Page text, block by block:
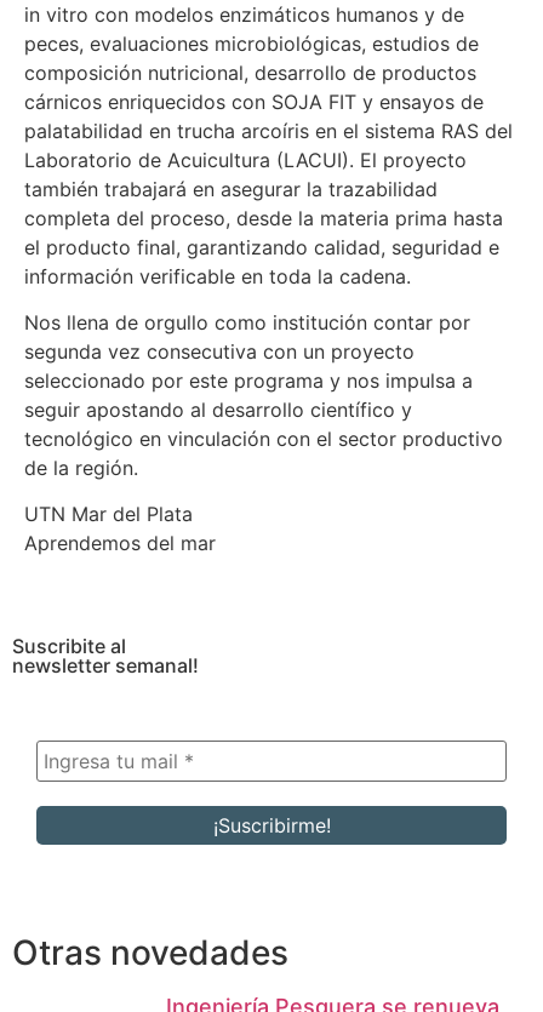
in vitro con modelos enzimáticos humanos y de
peces, evaluaciones microbiológicas, estudios de
composición nutricional, desarrollo de productos
cárnicos enriquecidos con SOJA FIT y ensayos de
palatabilidad en trucha arcoíris en el sistema RAS del
Laboratorio de Acuicultura (LACUI). El proyecto
también trabajará en asegurar la trazabilidad
completa del proceso, desde la materia prima hasta
el producto final, garantizando calidad, seguridad e
información verificable en toda la cadena.
Nos llena de orgullo como institución contar por
segunda vez consecutiva con un proyecto
seleccionado por este programa y nos impulsa a
seguir apostando al desarrollo científico y
tecnológico en vinculación con el sector productivo
de la región.
UTN Mar del Plata
Aprendemos del mar
Suscribite al
newsletter semanal!
Otras novedades
Ingeniería Pesquera se renueva